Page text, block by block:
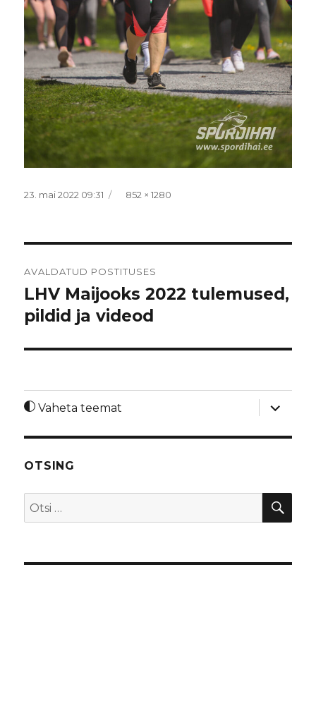
Postitatud
23. mai 2022 09:31 Täissuurus
852 × 1280
AVALDATUD POSTITUSES
LHV Maijooks 2022 tulemused,
pildid ja videod
Vaheta teemat
laienda
OTSING
Otsi: